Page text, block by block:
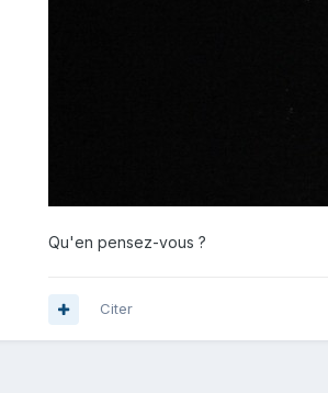
Qu'en pensez-vous ?
Citer